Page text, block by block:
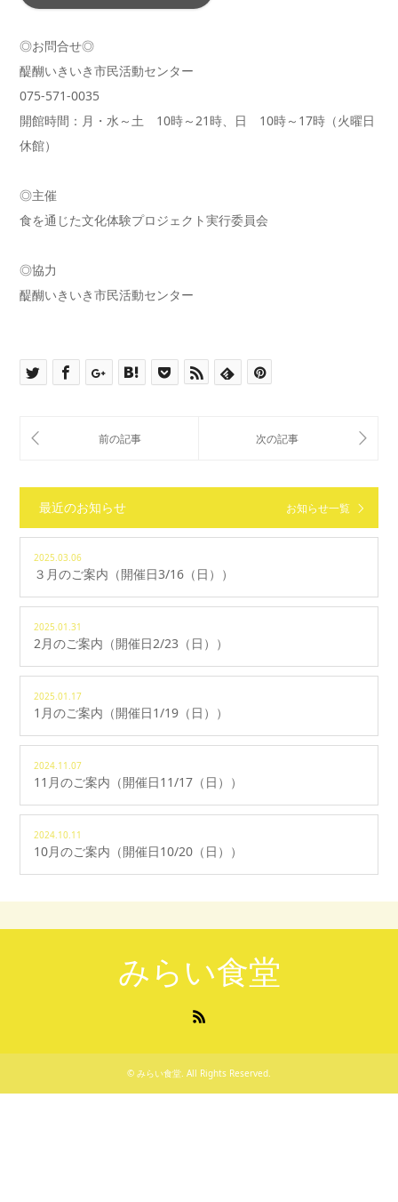
◎お問合せ◎
醍醐いきいき市民活動センター
075-571-0035
開館時間：月・水～土 10時～21時、日 10時～17時（火曜日
休館）
◎主催
食を通じた文化体験プロジェクト実行委員会
◎協力
醍醐いきいき市民活動センター
最近のお知らせ お知らせ一覧
2025.03.06
３月のご案内（開催日3/16（日））
2025.01.31
2月のご案内（開催日2/23（日））
2025.01.17
1月のご案内（開催日1/19（日））
2024.11.07
11月のご案内（開催日11/17（日））
2024.10.11
10月のご案内（開催日10/20（日））
みらい食堂
© みらい食堂. All Rights Reserved.